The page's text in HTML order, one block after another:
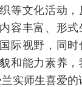
等文化活动
容丰富、形
际视野，同
和能力素养
实师生喜爱的